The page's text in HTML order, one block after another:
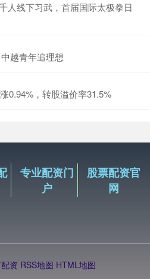
人线下习武，首届国际太极拳日
越青年追理想
0.94%，转股溢价率31.5%
专业配资门
户
股票配资官
网
资 RSS地图 HTML地图